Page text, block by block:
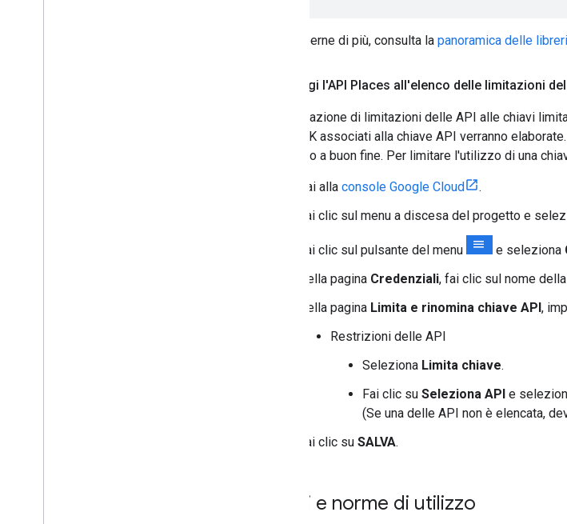
Per saperne di più, consulta la panoramica delle
Aggiungi l'API Places all'elenco delle limitazioni
L'applicazione di limitazioni delle API alle chiavi
a un SDK associati alla chiave API verranno
andranno a buon fine. Per limitare l'utilizzo di una
Vai alla console Google Cloud
.
Fai clic sul menu a discesa del progetto e
Fai clic sul pulsante del menu e seleziona
Nella pagina Credenziali, fai clic sul nome
Nella pagina Limita e rinomina chiave API ,
Restrizioni delle API
Seleziona Limita chiave.
Fai clic su Seleziona API e
(Se una delle API non è elencata,
Fai clic su SALVA.
Limiti e norme di utilizzo